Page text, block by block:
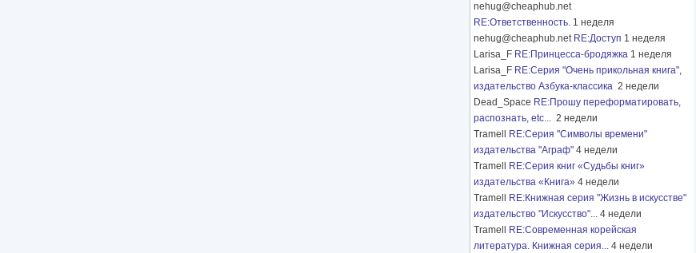
nehug@cheaphub.net
RE:Ответственность. 1 неделя
nehug@cheaphub.net RE:Доступ 1 неделя
Larisa_F RE:Принцесса-бродяжка 1 неделя
Larisa_F RE:Серия "Очень прикольная книга",
издательство Азбука-классика 2 недели
Dead_Space RE:Прошу переформатировать,
распознать, etc... 2 недели
Tramell
RE:Серия "Символы времени"
издательства "Аграф" 4 недели
Tramell
RE:Серия книг «Судьбы книг»
издательства «Книга» 4 недели
Tramell
RE:Книжная серия "Жизнь в искусстве"
издательство "Искусство"... 4 недели
Tramell
RE:Современная корейская
литература. Книжная серия... 4 недели